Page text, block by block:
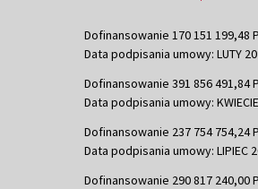
Dofinansowanie 170 151 199,48
Data podpisania umowy: LUTY
Dofinansowanie 391 856 491,84
Data podpisania umowy:
Dofinansowanie 237 754 754,24
Data podpisania umowy: LIPIEC
Dofinansowanie 290 817 240,00